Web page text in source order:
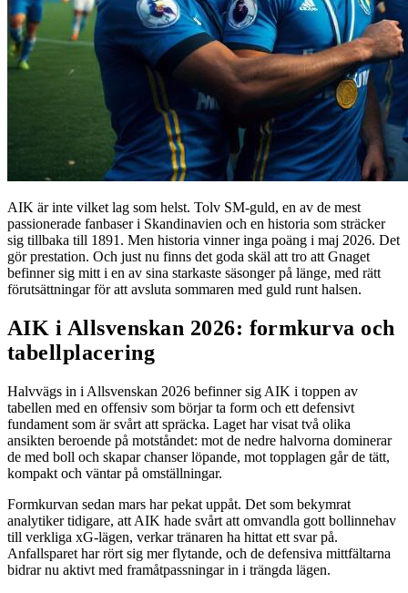
AIK är inte vilket lag som helst. Tolv SM-guld, en av de mest
passionerade fanbaser i Skandinavien och en historia som sträcker
sig tillbaka till 1891. Men historia vinner inga poäng i maj 2026. Det
gör prestation. Och just nu finns det goda skäl att tro att Gnaget
befinner sig mitt i en av sina starkaste säsonger på länge, med rätt
förutsättningar för att avsluta sommaren med guld runt halsen.
AIK i Allsvenskan 2026: formkurva och
tabellplacering
Halvvägs in i Allsvenskan 2026 befinner sig AIK i toppen av
tabellen med en offensiv som börjar ta form och ett defensivt
fundament som är svårt att spräcka. Laget har visat två olika
ansikten beroende på motståndet: mot de nedre halvorna dominerar
de med boll och skapar chanser löpande, mot topplagen går de tätt,
kompakt och väntar på omställningar.
Formkurvan sedan mars har pekat uppåt. Det som bekymrat
analytiker tidigare, att AIK hade svårt att omvandla gott bollinnehav
till verkliga xG-lägen, verkar tränaren ha hittat ett svar på.
Anfallsparet har rört sig mer flytande, och de defensiva mittfältarna
bidrar nu aktivt med framåtpassningar in i trängda lägen.